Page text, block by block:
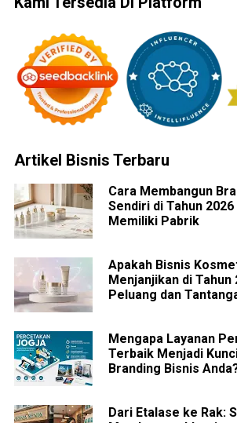
Artikel Bisnis Terbaru
Cara Membangun
Sendiri di Tahun
Memiliki Pabrik
Apakah Bisnis
Menjanjikan di Tahun
Peluang dan
Mengapa Layanan
Terbaik Menjadi
Branding Bisnis
Dari Etalase ke Rak: